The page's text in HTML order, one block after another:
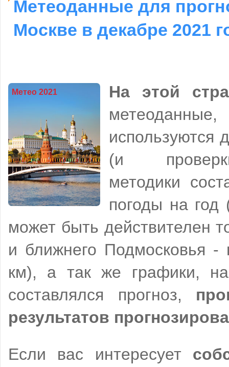
Метеоданные для
Москве в декабре 2021
Метео 2021
На этой
используются
(и
методики
погоды на год
может быть действителен
и ближнего Подмосковья
км), а так же графики,
составлялся прогноз,
результатов
Если вас интересует